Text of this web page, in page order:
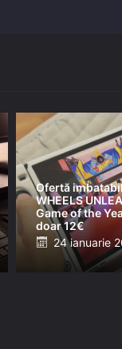
Ofertă
WHEELS
Game of the
doar 12€
Posted
on
24 ianuarie